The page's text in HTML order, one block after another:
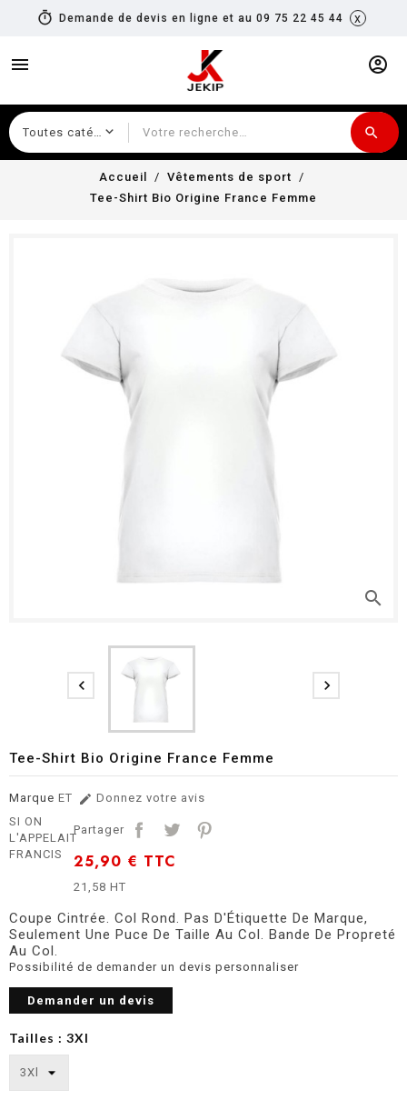
timer Demande de devis en ligne et au 09 75 22 45 44 x
menu account_circle
search
Accueil
Vêtements de sport
Tee-Shirt Bio Origine France Femme
search
 
Tee-Shirt Bio Origine France Femme
Marque ET
SI ON
L'APPELAIT
FRANCIS
 Donnez votre avis
Partager
25,90 € TTC
21,58 HT
Coupe Cintrée. Col Rond. Pas D'Étiquette De Marque,
Seulement Une Puce De Taille Au Col. Bande De Propreté
Au Col.
Possibilité de demander un devis personnaliser
Demander un devis
Tailles : 3Xl